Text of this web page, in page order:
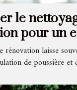
le
pour un
rénovation laisse
de poussière et